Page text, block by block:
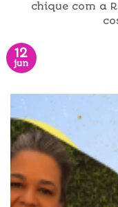
chique com a
12
jun